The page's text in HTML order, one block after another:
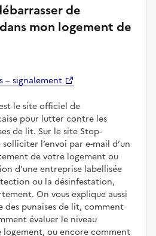
de
mon logement de
– signalement
le site officiel de
pour lutter contre les
de lit. Sur le site Stop-
solliciter l’envoi par e-mail d’un
de votre logement ou
d'une entreprise labellisée
ou la désinfestation,
On vous explique aussi
punaises de lit, comment
évaluer le niveau
logement, ou encore comment